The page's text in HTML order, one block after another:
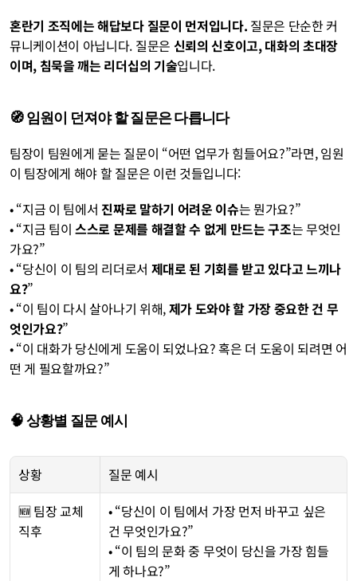
혼란기 조직에는 해답보다 질문이 먼저입니다. 질문은 단순한 커
뮤니케이션이 아닙니다. 질문은 신뢰의 신호이고, 대화의 초대장
이며, 침묵을 깨는 리더십의 기술입니다.
🧭 임원이 던져야 할 질문은 다릅니다
팀장이 팀원에게 묻는 질문이 “어떤 업무가 힘들어요?”라면, 임원
이 팀장에게 해야 할 질문은 이런 것들입니다:
• “지금 이 팀에서 진짜로 말하기 어려운 이슈는 뭔가요?”
• “지금 팀이 스스로 문제를 해결할 수 없게 만드는 구조는 무엇인
가요?”
• “당신이 이 팀의 리더로서 제대로 된 기회를 받고 있다고 느끼나
요?”
• “이 팀이 다시 살아나기 위해, 제가 도와야 할 가장 중요한 건 무
엇인가요?”
• “이 대화가 당신에게 도움이 되었나요? 혹은 더 도움이 되려면 어
떤 게 필요할까요?”
🧠 상황별 질문 예시
상황
질문 예시
🆕 팀장 교체
직후
• “당신이 이 팀에서 가장 먼저 바꾸고 싶은
건 무엇인가요?”
• “이 팀의 문화 중 무엇이 당신을 가장 힘들
게 하나요?”